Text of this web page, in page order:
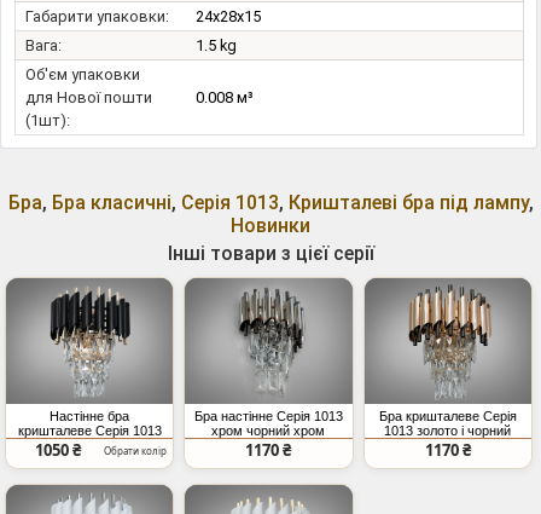
Габарити упаковки:
24x28x15
Вага:
1.5 kg
Об'єм упаковки
для Нової пошти
(1шт):
0.008 м³
Бра, Бра класичні, Серія 1013, Кришталеві бра під лампу,
Новинки
Інші товари з цієї серії
Настінне бра
кришталеве Серія 1013
чорний та золото 2
лампи
1050 ₴ Обрати колір
Бра настінне Серія 1013
хром чорний хром
кришталеве 2 лампи E14
1170 ₴
Бра кришталеве Серія
1013 золото і чорний
хром каскад підвісок
1170 ₴